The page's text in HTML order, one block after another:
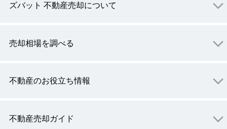
ズバット 不動産売却について
売却相場を調べる
不動産のお役立ち情報
不動産売却ガイド